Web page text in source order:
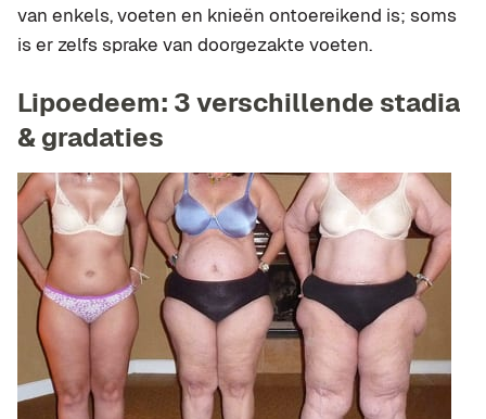
van enkels, voeten en knieën ontoereikend is; soms
is er zelfs sprake van doorgezakte voeten.
Lipoedeem: 3 verschillende stadia
& gradaties